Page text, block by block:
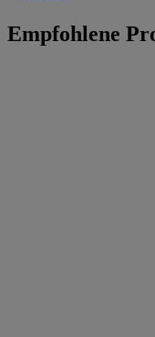
Empfohlene